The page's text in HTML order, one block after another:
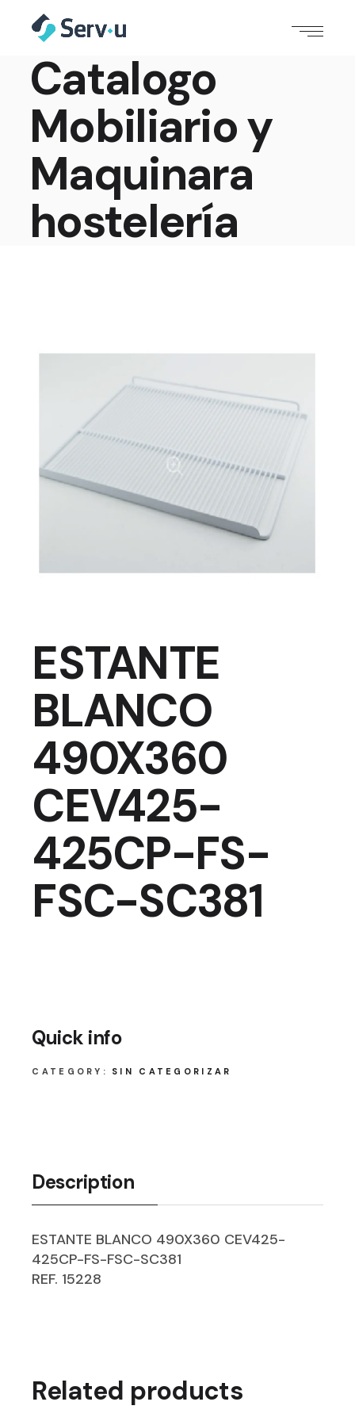
Catalogo
Mobiliario y
Maquinara
hostelería
ESTANTE
BLANCO
490X360
CEV425-
425CP-FS-
FSC-SC381
Quick info
CATEGORY: SIN CATEGORIZAR
Description
ESTANTE BLANCO 490X360 CEV425-
425CP-FS-FSC-SC381
REF. 15228
Related products